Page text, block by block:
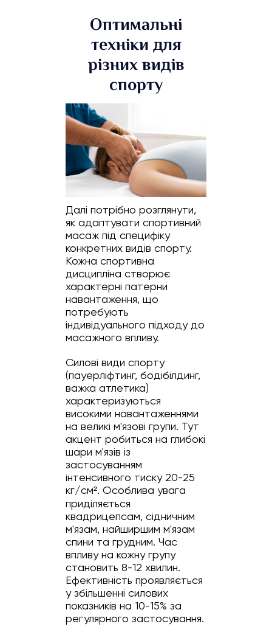
Оптимальні
техніки для
різних видів
спорту
Далі потрібно розглянути,
як адаптувати спортивний
масаж під специфіку
конкретних видів спорту.
Кожна спортивна
дисципліна створює
характерні патерни
навантаження, що
потребують
індивідуального підходу до
масажного впливу.
Силові види спорту
(пауерліфтинг, бодібілдинг,
важка атлетика)
характеризуються
високими навантаженнями
на великі м'язові групи. Тут
акцент робиться на глибокі
шари м'язів із
застосуванням
інтенсивного тиску 20-25
кг/см². Особлива увага
приділяється
квадрицепсам, сідничним
м'язам, найширшим м'язам
спини та грудним. Час
впливу на кожну групу
становить 8-12 хвилин.
Ефективність проявляється
у збільшенні силових
показників на 10-15% за
регулярного застосування.